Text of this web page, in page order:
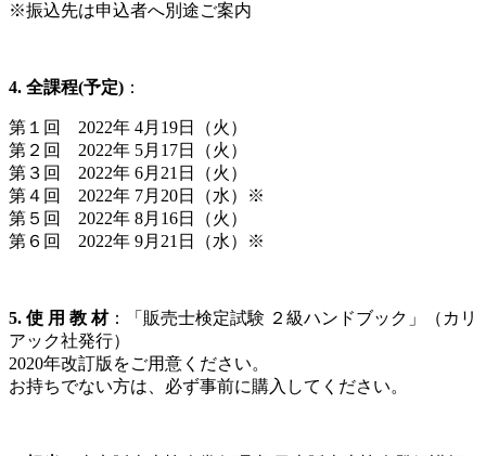
※振込先は申込者へ別途ご案内
4. 全課程(予定) ：
第１回 2022年 4月19日（火）
第２回 2022年 5月17日（火）
第３回 2022年 6月21日（火）
第４回 2022年 7月20日（水）※
第５回 2022年 8月16日（火）
第６回 2022年 9月21日（水）※
5. 使 用 教 材：「販売士検定試験 ２級ハンドブック」（カリ
アック社発行）
2020年改訂版をご用意ください。
お持ちでない方は、必ず事前に購入してください。